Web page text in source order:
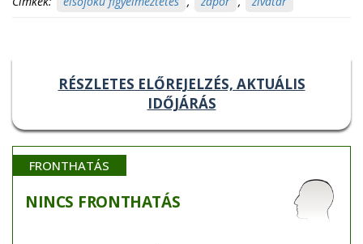
RÉSZLETES ELŐREJELZÉS, AKTUÁLIS
IDŐJÁRÁS
FRONTHATÁS
NINCS FRONTHATÁS